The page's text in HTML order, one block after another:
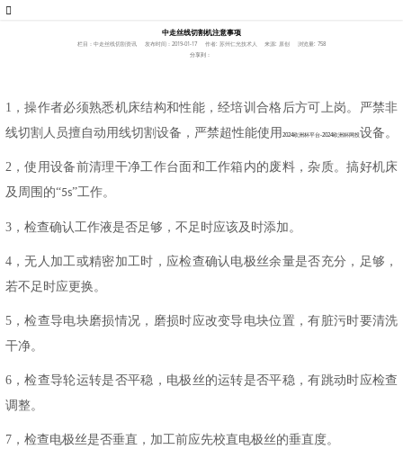
中走丝线切割机注意事项
栏目：中走丝线切割资讯 发布时间：2019-01-17 作者: 苏州仁光技术人 来源: 原创
浏览量: 758
分享到：
1，操作者必须熟悉机床结构和性能，经培训合格后方可上岗。严禁非
线切割人员擅自动用线切割设备，严禁超性能使用 2024欧洲杯平台-2024欧洲杯网投设备。
2，使用设备前清理干净工作台面和工作箱内的废料，杂质。搞好机床
及周围的“5s”工作。
3， 检查确认工作液是否足够，不足时应该及时添加。
4，无人加工或精密加工时，应检查确认电极丝余量是否充分，足够，
若不足时应更换。
5，检查导电块磨损情况，磨损时应改变导电块位置，有脏污时要清洗
干净。
6，检查导轮运转是否平稳，电极丝的运转是否平稳，有跳动时应检查
调整。
7， 检查电极丝是否垂直，加工前应先校直电极丝的垂直度。